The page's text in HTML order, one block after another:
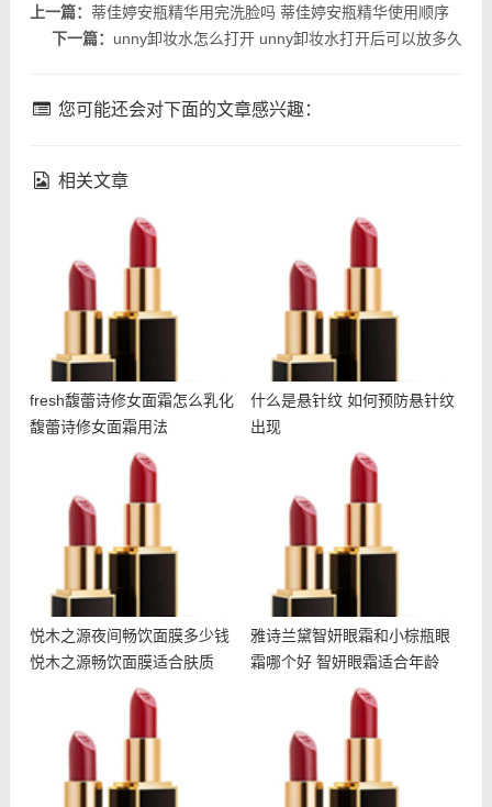
上一篇： 蒂佳婷安瓶精华用完洗脸吗 蒂佳婷安瓶精华使用顺序
下一篇： unny卸妆水怎么打开 unny卸妆水打开后可以放多久
您可能还会对下面的文章感兴趣：
相关文章
fresh馥蕾诗修女面霜怎么
fresh馥蕾诗修女面霜怎么乳化
馥蕾诗修女面霜用法
什么是悬针纹 如何预防悬
什么是悬针纹 如何预防悬针纹
出现
悦木之源夜间畅饮面膜多少
悦木之源夜间畅饮面膜多少钱
悦木之源畅饮面膜适合肤质
雅诗兰黛智妍眼霜和小棕瓶
雅诗兰黛智妍眼霜和小棕瓶眼
霜哪个好 智妍眼霜适合年龄
冬天干夏天油怎么护肤 冬
什么样子皮肤容易长粉刺呢